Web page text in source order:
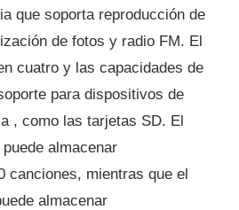
que soporta reproducción de
de fotos y radio FM. El
cuatro y las capacidades de
para dispositivos de
, como las tarjetas SD. El
almacenar
canciones, mientras que el
almacenar